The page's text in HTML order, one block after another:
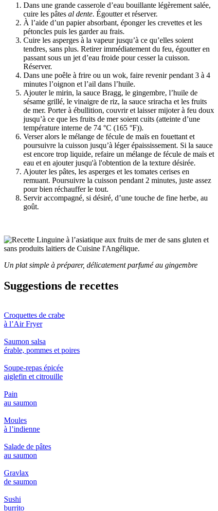
Dans une grande casserole d’eau bouillante légèrement salée,
cuire les pâtes al dente. Égoutter et réserver.
À l’aide d’un papier absorbant, éponger les crevettes et les
pétoncles puis les garder au frais.
Cuire les asperges à la vapeur jusqu’à ce qu’elles soient
tendres, sans plus. Retirer immédiatement du feu, égoutter en
passant sous un jet d’eau froide pour cesser la cuisson.
Réserver.
Dans une poêle à frire ou un wok, faire revenir pendant 3 à 4
minutes l’oignon et l’ail dans l’huile.
Ajouter le mirin, la sauce Bragg, le gingembre, l’huile de
sésame grillé, le vinaigre de riz, la sauce sriracha et les fruits
de mer. Porter à ébullition, couvrir et laisser mijoter à feu doux
jusqu’à ce que les fruits de mer soient cuits (atteinte d’une
température interne de 74 °C (165 °F)).
Verser alors le mélange de fécule de maïs en fouettant et
poursuivre la cuisson jusqu’à léger épaississement. Si la sauce
est encore trop liquide, refaire un mélange de fécule de maïs et
eau et en ajouter jusqu'à l'obtention de la texture désirée.
Ajouter les pâtes, les asperges et les tomates cerises en
remuant. Poursuivre la cuisson pendant 2 minutes, juste assez
pour bien réchauffer le tout.
Servir accompagné, si désiré, d’une touche de fine herbe, au
goût.
Un plat simple à préparer, délicatement parfumé au gingembre
Suggestions de recettes
Croquettes de crabe
à l’Air Fryer
Saumon salsa
érable, pommes et poires
Soupe-repas épicée
aiglefin et citrouille
Pain
au saumon
Moules
à l’indienne
Salade de pâtes
au saumon
Gravlax
de saumon
Sushi
burrito